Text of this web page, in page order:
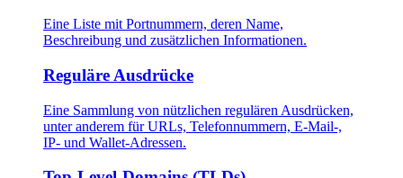
Eine Liste mit Portnummern, deren Name,
Beschreibung und zusätzlichen Informationen.
Reguläre Ausdrücke
Eine Sammlung von nützlichen regulären Ausdrücken,
unter anderem für URLs, Telefonnummern, E-Mail-,
IP- und Wallet-Adressen.